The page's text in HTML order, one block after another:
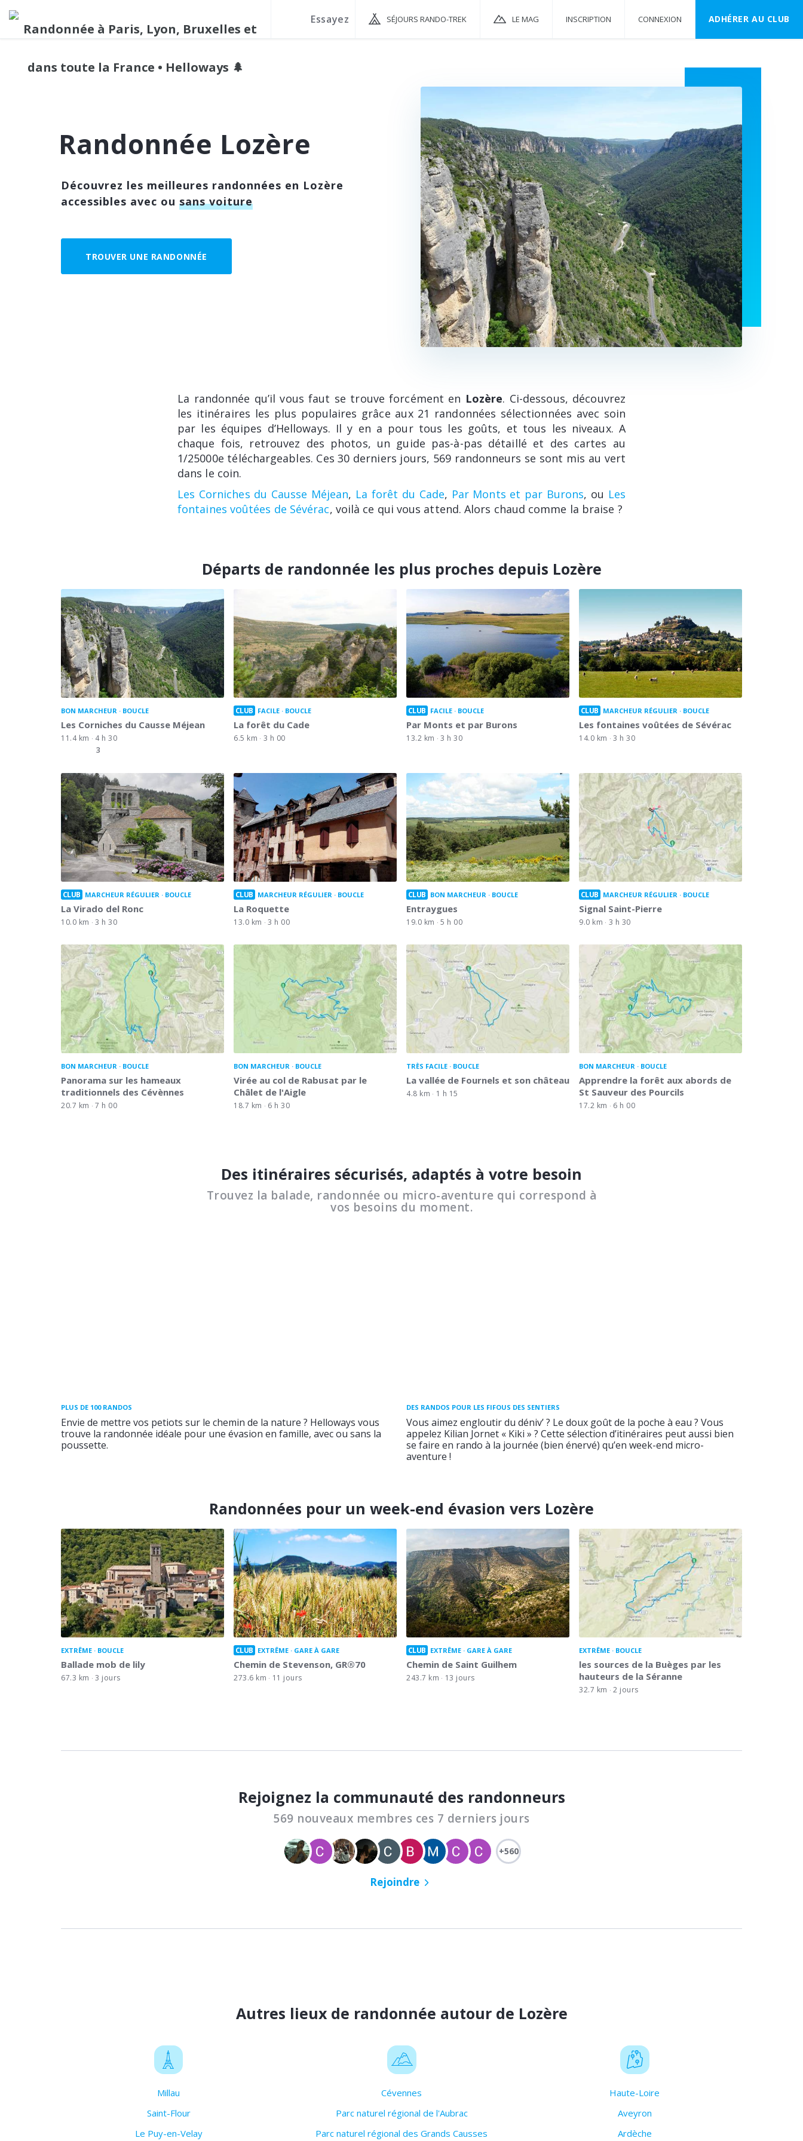
SÉJOURS RANDO-TREK LE MAG INSCRIPTION CONNEXION ADHÉRER AU CLUB
Randonnée Lozère
Découvrez les meilleures randonnées en Lozère
accessibles avec ou sans voiture
TROUVER UNE RANDONNÉE
La randonnée qu’il vous faut se trouve forcément en Lozère. Ci-dessous, découvrez
les itinéraires les plus populaires grâce aux 21 randonnées sélectionnées avec soin
par les équipes d’Helloways. Il y en a pour tous les goûts, et tous les niveaux. A
chaque fois, retrouvez des photos, un guide pas-à-pas détaillé et des cartes au
1/25000e téléchargeables. Ces 30 derniers jours, 569 randonneurs se sont mis au vert
dans le coin.
Les Corniches du Causse Méjean, La forêt du Cade, Par Monts et par Burons, ou Les
fontaines voûtées de Sévérac, voilà ce qui vous attend. Alors chaud comme la braise ?
Départs de randonnée les plus proches depuis Lozère
BON MARCHEUR BOUCLE
Les Corniches du Causse Méjean
11.4 km
4 h 30
3
CLUB FACILE BOUCLE
La forêt du Cade
6.5 km 3 h 00
CLUB FACILE BOUCLE
Par Monts et par Burons
13.2 km 3 h 30
CLUB MARCHEUR RÉGULIER BOUCLE
Les fontaines voûtées de Sévérac
14.0 km 3 h 30
CLUB MARCHEUR RÉGULIER BOUCLE
La Virado del Ronc
10.0 km 3 h 30
CLUB MARCHEUR RÉGULIER BOUCLE
La Roquette
13.0 km 3 h 00
CLUB BON MARCHEUR BOUCLE
Entraygues
19.0 km 5 h 00
CLUB MARCHEUR RÉGULIER BOUCLE
Signal Saint-Pierre
9.0 km 3 h 30
BON MARCHEUR BOUCLE
Panorama sur les hameaux
traditionnels des Cévènnes
20.7 km 7 h 00
BON MARCHEUR BOUCLE
Virée au col de Rabusat par le
Châlet de l'Aigle
18.7 km 6 h 30
TRÈS FACILE BOUCLE
La vallée de Fournels et son château
4.8 km 1 h 15
BON MARCHEUR BOUCLE
Apprendre la forêt aux abords de
St Sauveur des Pourcils
17.2 km 6 h 00
Des itinéraires sécurisés, adaptés à votre besoin
Trouvez la balade, randonnée ou micro-aventure qui correspond à
vos besoins du moment.
PLUS DE 100 RANDOS
Envie de mettre vos petiots sur le chemin de la nature ? Helloways vous
trouve la randonnée idéale pour une évasion en famille, avec ou sans la
poussette.
DES RANDOS POUR LES FIFOUS DES SENTIERS
Vous aimez engloutir du déniv’ ? Le doux goût de la poche à eau ? Vous
appelez Kilian Jornet « Kiki » ? Cette sélection d’itinéraires peut aussi bien
se faire en rando à la journée (bien énervé) qu’en week-end micro-
aventure !
Randonnées pour un week-end évasion vers Lozère
EXTRÊME BOUCLE
Ballade mob de lily
67.3 km 3 jours
CLUB EXTRÊME GARE À GARE
Chemin de Stevenson, GR®70
273.6 km 11 jours
CLUB EXTRÊME GARE À GARE
Chemin de Saint Guilhem
243.7 km 13 jours
EXTRÊME BOUCLE
les sources de la Buèges par les
hauteurs de la Séranne
32.7 km 2 jours
Rejoignez la communauté des randonneurs
569 nouveaux membres ces 7 derniers jours
+560
Rejoindre
Autres lieux de randonnée autour de Lozère
Millau
Saint-Flour
Le Puy-en-Velay
Cévennes
Parc naturel régional de l'Aubrac
Parc naturel régional des Grands Causses
Haute-Loire
Aveyron
Ardèche